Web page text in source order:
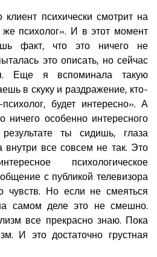
психически смотрит на
психолог». И в этот момент
факт, что это ничего не
это описать, но сейчас
Еще я вспоминала такую
в скуку и раздражение, кто-
будет интересно». А
ничего особенно интересного
ты сидишь, глаза
все совсем не так. Это
психологическое
с публикой телевизора
чувств. Но если не смеяться
самом деле это не смешно.
все прекрасно знаю. Пока
И это достаточно грустная